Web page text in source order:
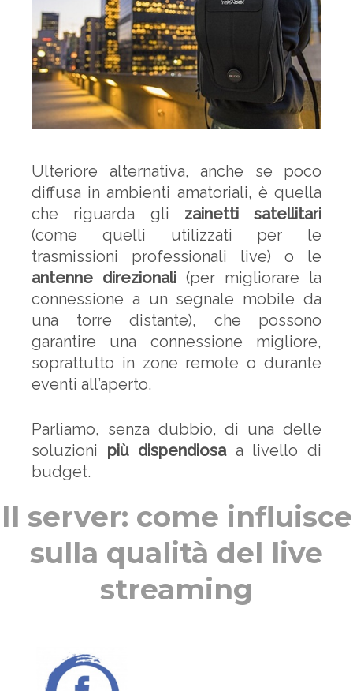
Ulteriore alternativa, anche se poco
diffusa in ambienti amatoriali, è quella
che riguarda gli zainetti satellitari
(come quelli utilizzati per le
trasmissioni professionali live) o le
antenne direzionali (per migliorare la
connessione a un segnale mobile da
una torre distante), che possono
garantire una connessione migliore,
soprattutto in zone remote o durante
eventi all’aperto.
Parliamo, senza dubbio, di una delle
soluzioni più dispendiosaa livello di
budget.
Il server: come influisce
sulla qualità del live
streaming